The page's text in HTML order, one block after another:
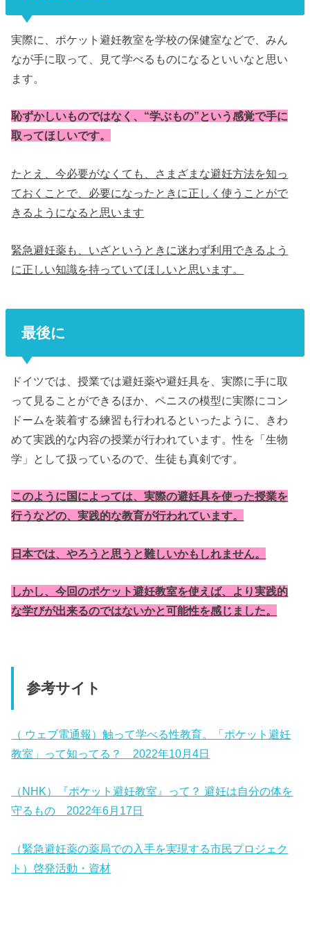
実際に、ポケット避妊教室を学校の保健室などで、みん
なが手に取って、見て学べるものになるといいなと思い
ます。
恥ずかしいものではなく、“学ぶもの”という感覚で手に
取ってほしいです。
たとえ、今必要がなくても、さまざまな避妊方法を知っ
ておくことで、必要になったときに正しく使うことがで
きるようになると思います
緊急避妊薬も、いざというときに迷わず利用できるよう
に正しい知識を持っていてほしいと思います。
最後に
ドイツでは、授業では避妊薬や避妊具を、実際に手に取
って見ることができるほか、ペニスの模型に実際にコン
ドームを装着する練習も行われるといったように、きわ
めて実践的な内容の授業が行われています。性を「生物
学」として扱っているので、生徒も真剣です。
このように国によっては、実際の避妊具を使った授業を
行うなどの、実践的な教育が行われています。
日本では、やろうと思うと難しいかもしれません。
しかし、今回のポケット避妊教室を使えば、より実践的
な学びが出来るのではないかと可能性を感じました。
参考サイト
（ ウェブ電通報）触って学べる性教育。「ポケット避妊
教室」って知ってる？ 2022年10月4日
（NHK）『ポケット避妊教室』って？ 避妊は自分の体を
守るもの 2022年6月17日
（緊急避妊薬の薬局での入手を実現する市民プロジェク
ト）啓発活動・資材